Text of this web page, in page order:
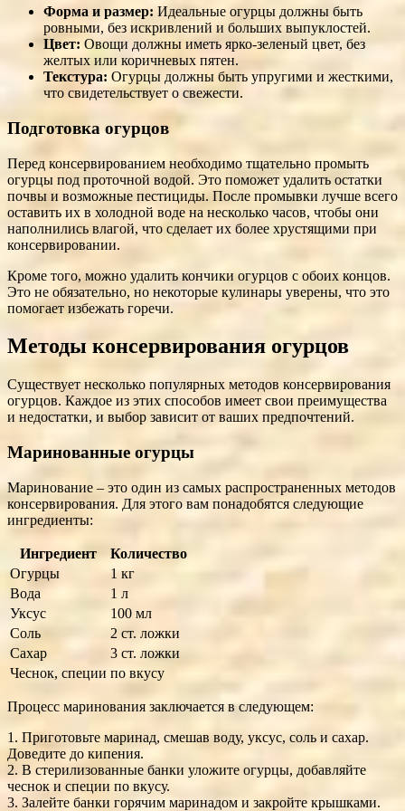
Форма и размер: Идеальные огурцы должны быть
ровными, без искривлений и больших выпуклостей.
Цвет: Овощи должны иметь ярко-зеленый цвет, без
желтых или коричневых пятен.
Текстура: Огурцы должны быть упругими и жесткими,
что свидетельствует о свежести.
Подготовка огурцов
Перед консервированием необходимо тщательно промыть
огурцы под проточной водой. Это поможет удалить остатки
почвы и возможные пестициды. После промывки лучше всего
оставить их в холодной воде на несколько часов, чтобы они
наполнились влагой, что сделает их более хрустящими при
консервировании.
Кроме того, можно удалить кончики огурцов с обоих концов.
Это не обязательно, но некоторые кулинары уверены, что это
помогает избежать горечи.
Методы консервирования огурцов
Существует несколько популярных методов консервирования
огурцов. Каждое из этих способов имеет свои преимущества
и недостатки, и выбор зависит от ваших предпочтений.
Маринованные огурцы
Маринование – это один из самых распространенных методов
консервирования. Для этого вам понадобятся следующие
ингредиенты:
Ингредиент
Количество
Огурцы
1 кг
Водa
1 л
Уксус
100 мл
Соль
2 ст. ложки
Сахар
3 ст. ложки
Чеснок, специи по вкусу
Процесс маринования заключается в следующем:
1. Приготовьте маринад, смешав воду, уксус, соль и сахар.
Доведите до кипения.
2. В стерилизованные банки уложите огурцы, добавляйте
чеснок и специи по вкусу.
3. Залейте банки горячим маринадом и закройте крышками.